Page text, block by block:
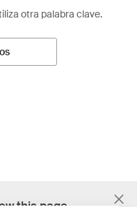
otra palabra clave.